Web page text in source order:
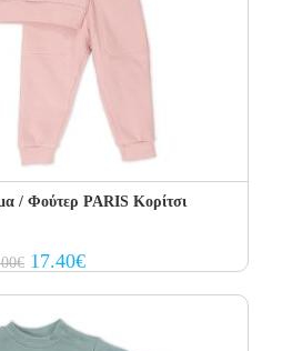
/ Φούτερ PARIS Κορίτσι
€ Original
price
17.40€Current
price